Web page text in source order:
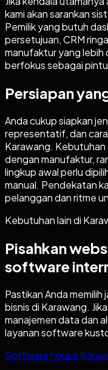
kami akan sarankan
Pemilik yang butuh
persetujuan, CRM
manufaktur yang lebih
berfokus sebagai
Persiapan
Anda cukup siapkan
representatif, dan
Karawang.
dengan manufaktur,
lingkup awal perlu
manual. Pendekatan
pelanggan dan ritme
Kebutuhan lain di
Pisahkan
software
Pastikan Anda
bisnis di Karawang.
manajemen data dan
layanan software
Software house